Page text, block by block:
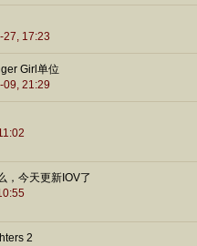
17:23
Girl单位
21:29
，今天更新IOV了
2